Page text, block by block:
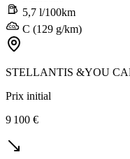
5,7 l/100km
C (129 g/km)
STELLANTIS &YOU
Prix initial
9 100 €